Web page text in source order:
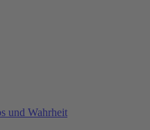
und Wahrheit